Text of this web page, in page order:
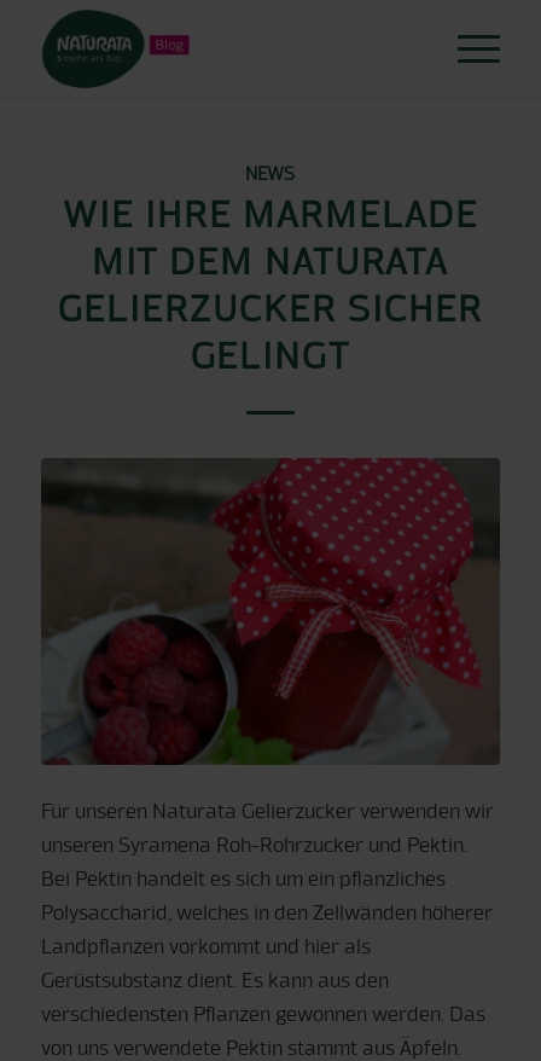
NEWS
WIE IHRE MARMELADE
MIT DEM NATURATA
GELIERZUCKER SICHER
GELINGT
Für unseren Naturata Gelierzucker verwenden wir
unseren Syramena Roh-Rohrzucker und Pektin.
Bei Pektin handelt es sich um ein pflanzliches
Polysaccharid, welches in den Zellwänden höherer
Landpflanzen vorkommt und hier als
Gerüstsubstanz dient. Es kann aus den
verschiedensten Pflanzen gewonnen werden. Das
von uns verwendete Pektin stammt aus Äpfeln.